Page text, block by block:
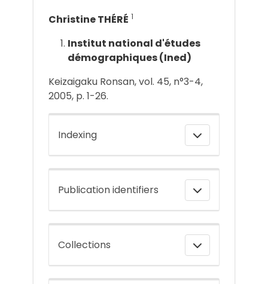
Christine THÉRÉ 1
Institut national d'études
démographiques (Ined)
Keizaigaku Ronsan, vol. 45, n°3-4,
2005, p. 1-26.
Indexing
Publication identifiers
Collections